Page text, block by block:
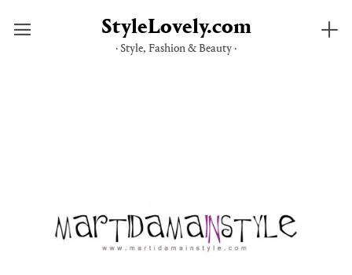
StyleLovely.com
· Style, Fashion & Beauty ·